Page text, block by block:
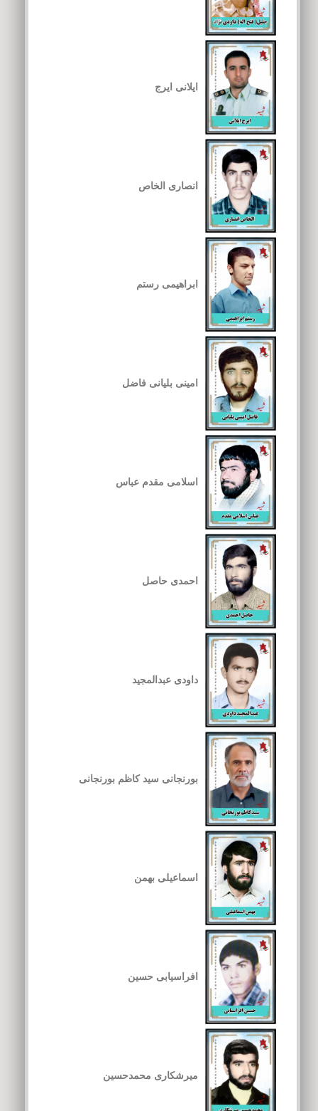
ایلانی ایرج
انصاری الخاص
ابراهیمی رستم
امینی بلیانی فاضل
اسلامی مقدم عباس
احمدی حاصل
داودی عبدالمجید
بورنجانی سید کاظم بورنجانی
اسماعیلی بهمن
افراسیابی حسین
میرشکاری محمدحسین